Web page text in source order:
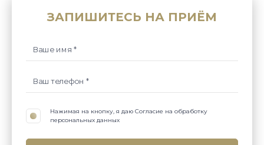
ЗАПИШИТЕСЬ НА ПРИЁМ
Нажимая на кнопку, я даю Согласие на обработку
персональных данных